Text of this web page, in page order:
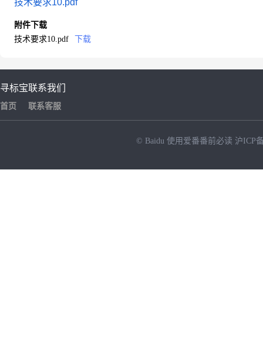
技术要求10.pdf
附件下载
技术要求10.pdf
下载
寻标宝
首页
联系我们
联系客服
© Baidu 使用爱番番前必读 沪ICP